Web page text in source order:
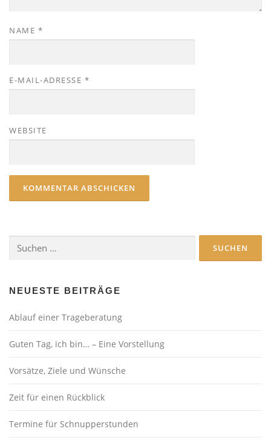
NAME *
E-MAIL-ADRESSE *
WEBSITE
nach:
NEUESTE BEITRÄGE
Ablauf einer Trageberatung
Guten Tag, ich bin… – Eine Vorstellung
Vorsätze, Ziele und Wünsche
Zeit für einen Rückblick
Termine für Schnupperstunden